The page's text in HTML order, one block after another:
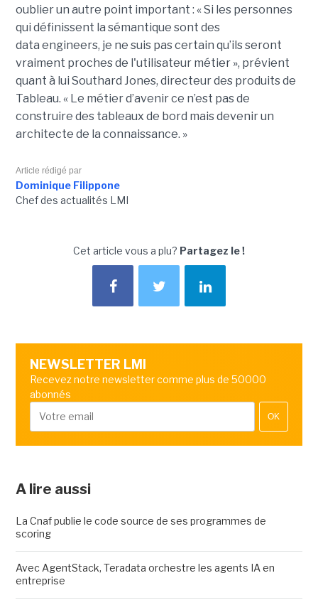
oublier un autre point important : « Si les personnes
qui définissent la sémantique sont des
data engineers, je ne suis pas certain qu’ils seront
vraiment proches de l'utilisateur métier », prévient
quant à lui Southard Jones, directeur des produits de
Tableau. « Le métier d’avenir ce n’est pas de
construire des tableaux de bord mais devenir un
architecte de la connaissance. »
Article rédigé par
Dominique Filippone
Chef des actualités LMI
Cet article vous a plu? Partagez le !
NEWSLETTER LMI
Recevez notre newsletter comme plus de 50000
abonnés
OK
A lire aussi
La Cnaf publie le code source de ses programmes de
scoring
Avec AgentStack, Teradata orchestre les agents IA en
entreprise